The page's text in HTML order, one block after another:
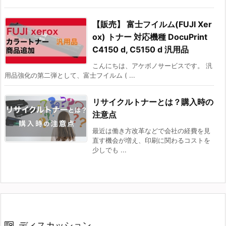
【販売】 富士フイルム(FUJI Xer
ox) トナー 対応機種 DocuPrint
C4150 d, C5150 d 汎用品
こんにちは、アケボノサービスです。 汎
用品強化の第二弾として、富士フイルム ( ...
リサイクルトナーとは？購入時の
注意点
最近は働き方改革などで会社の経費を見
直す機会が増え、印刷に関わるコストを
少しでも ...